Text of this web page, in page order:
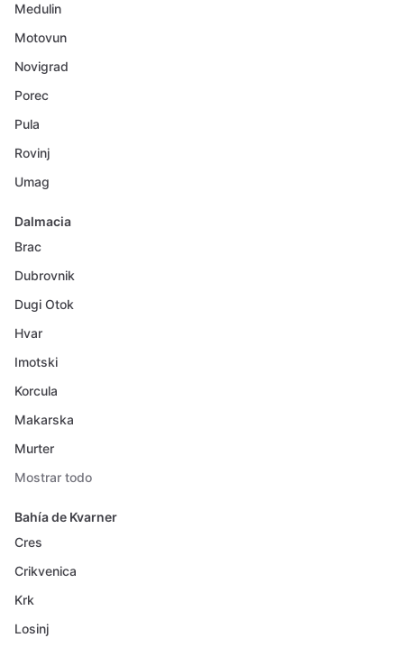
Medulin
Motovun
Novigrad
Porec
Pula
Rovinj
Umag
Dalmacia
Brac
Dubrovnik
Dugi Otok
Hvar
Imotski
Korcula
Makarska
Murter
Mostrar todo
Bahía de Kvarner
Cres
Crikvenica
Krk
Losinj